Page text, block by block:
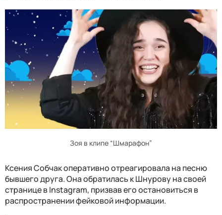
Зоя в клипе “Шмарафон”
Ксения Собчак оперативно отреагировала на песню
бывшего друга. Она обратилась к Шнурову на своей
странице в Instagram, призвав его остановиться в
распространении фейковой информации.